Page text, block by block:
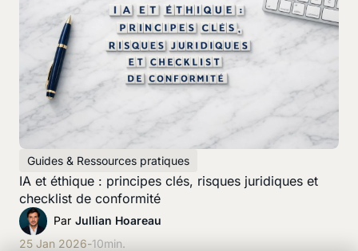
Guides & Ressources pratiques
IA et éthique : principes clés, risques juridiques et
checklist de conformité
Par Jullian Hoareau
25 Jan 2026-10min.